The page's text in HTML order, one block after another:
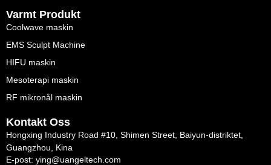
Varmt Produkt
Coolwave maskin
EMS Sculpt Machine
HIFU maskin
Mesoterapi maskin
RF mikronål maskin
Kontakt Oss
Hongxing Industry Road #10, Shimen Street, Baiyun-distriktet,
Guangzhou, Kina
E-post: ying@uangeltech.com